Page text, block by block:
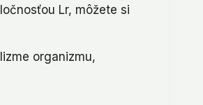
Lr, môžete si
organizmu,